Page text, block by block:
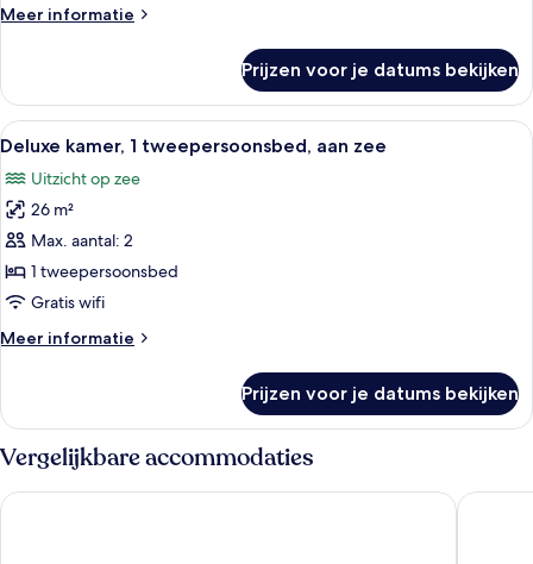
Meer informatie
Meer
1
tweepersoonsbed,
balkon
Prijzen voor je datums bekijken
Alle
foto's
voor
Deluxe
kamer,
1
tweepersoonsbed,
zee
Een hotelkamer met een televisie,
9
Deluxe kamer, 1 tweepersoonsbed, aan zee
Uitzicht op zee
26 m²
Max. aantal: 2
1 tweepersoonsbed
Gratis wifi
Meer informatie
Meer
kamer,
tweepersoonsbed,
zee
Prijzen voor je datums bekijken
Vergelijkbare accommodaties
Pestana Rio Atlantica Othon